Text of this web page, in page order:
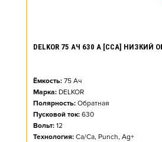
DELKOR 75 АЧ 630 А [CCA] НИЗКИЙ
Ёмкость: 75 Ач
Марка: DELKOR
Полярность: Обратная
Пусковой ток: 630
Вольт: 12
Технология: Ca/Ca, Punch, Ag+